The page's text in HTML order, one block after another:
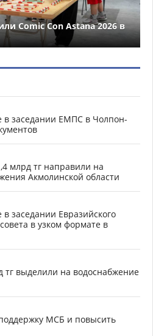
Comic Con Astana 2026 в
в заседании ЕМПС в Чолпон-
млрд тг направили на
Акмолинской области
заседании Евразийского
в узком формате в
тг выделили на водоснабжение
МСБ и повысить